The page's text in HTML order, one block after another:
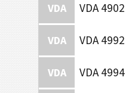
VDA VDA 4902
VDA VDA 4992
VDA VDA 4994